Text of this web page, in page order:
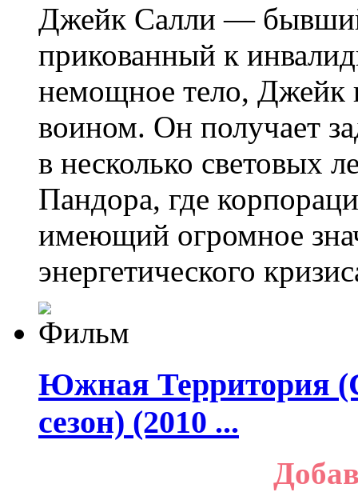
Джейк Салли —
прикованный к
немощное тело, Джейк
воином. Он получает
в несколько световых
Пандора, где
имеющий огромное
энергетического
Южная Территория
сезон) (2010 ...